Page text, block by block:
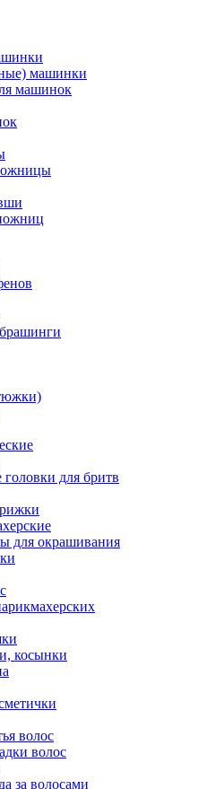
машинки
машинок
для бритв
для окрашивания
косынки
волос
волос
за волосами